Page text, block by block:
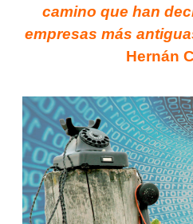
camino que han
empresas más
Hernán